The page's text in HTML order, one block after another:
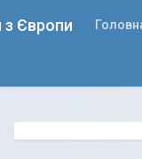
з Європи